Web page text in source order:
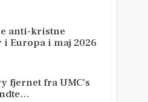
anti-kristne
Europa i maj 2026
fjernet fra UMC’s